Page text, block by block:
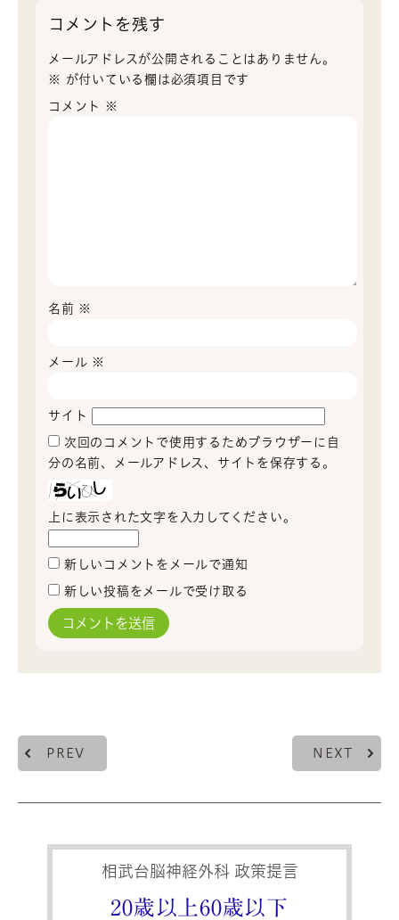
コメントを残す
メールアドレスが公開されることはありません。
※
が付いている欄は必須項目です
コメント ※
名前 ※
メール ※
サイト
次回のコメントで使用するためブラウザーに自
分の名前、メールアドレス、サイトを保存する。
上に表示された文字を入力してください。
新しいコメントをメールで通知
新しい投稿をメールで受け取る
PREV NEXT
相武台脳神経外科 政策提言
20歳以上60歳以下